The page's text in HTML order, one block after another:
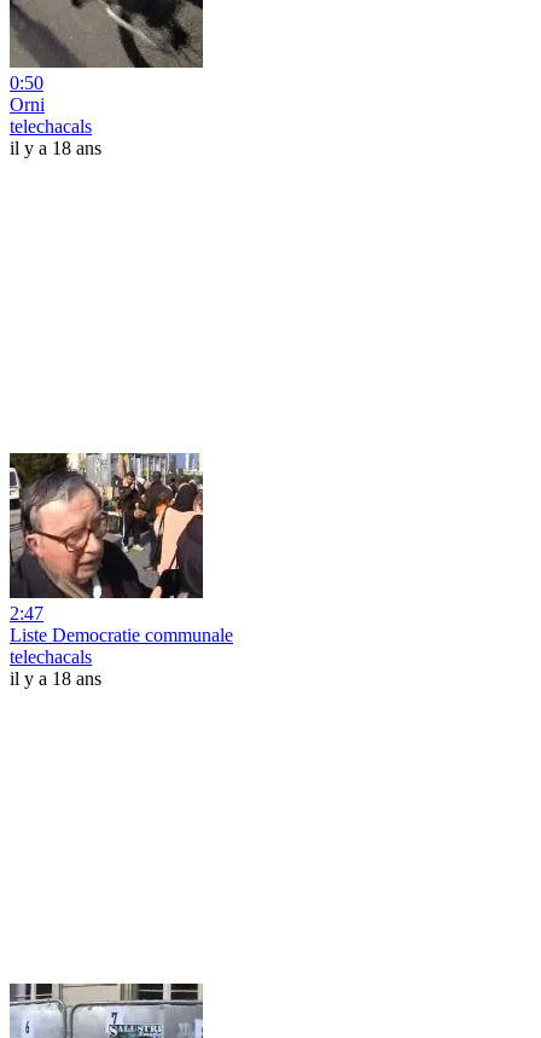
0:50
Orni
telechacals
il y a 18 ans
2:47
Liste Democratie communale
telechacals
il y a 18 ans